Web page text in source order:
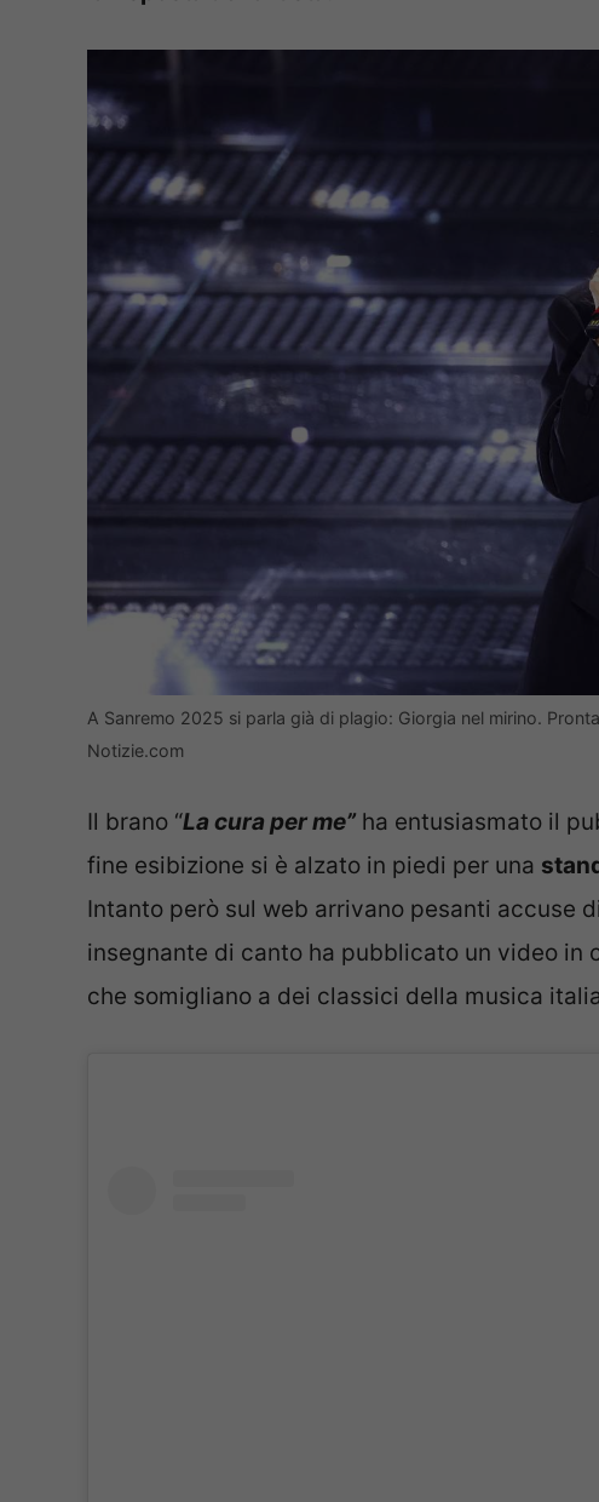
A Sanremo 2025 si parla già di plagio: Giorgia nel mirino.
Notizie.com
Il brano “La cura per me” ha entusiasmato il
fine esibizione si è alzato in piedi per una
Intanto però sul web arrivano pesanti accuse
insegnante di canto ha pubblicato un video in
che somigliano a dei classici della musica